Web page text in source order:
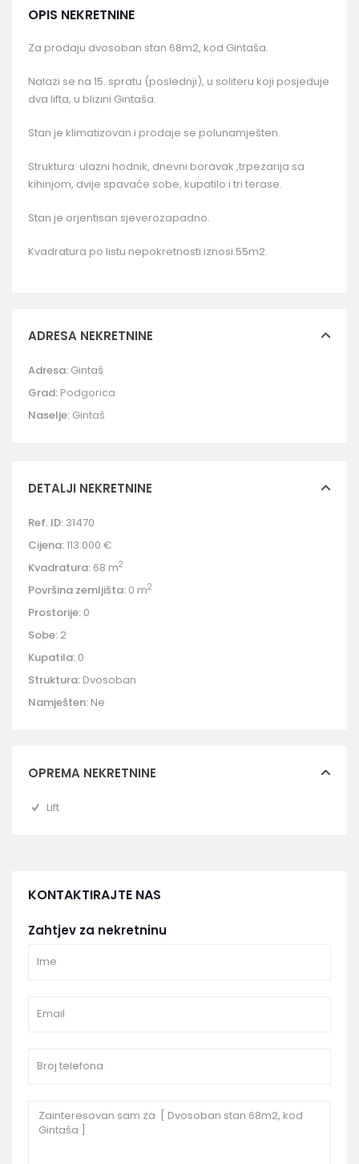
OPIS NEKRETNINE
Za prodaju dvosoban stan 68m2, kod Gintaša.
Nalazi se na 15. spratu (poslednji), u soliteru koji posjeduje
dva lifta, u blizini Gintaša.
Stan je klimatizovan i prodaje se polunamješten.
Struktura: ulazni hodnik, dnevni boravak ,trpezarija sa
kihinjom, dvije spavaće sobe, kupatilo i tri terase.
Stan je orjentisan sjeverozapadno.
Kvadratura po listu nepokretnosti iznosi 55m2.
ADRESA NEKRETNINE
Adresa: Gintaš
Grad: Podgorica
Naselje: Gintaš
DETALJI NEKRETNINE
Ref. ID: 31470
Cijena:113.000 €
Kvadratura: 68 m2
Površina zemljišta: 0 m2
Prostorije: 0
Sobe: 2
Kupatila: 0
Struktura: Dvosoban
Namješten: Ne
OPREMA NEKRETNINE
Lift
KONTAKTIRAJTE NAS
Zahtjev za nekretninu